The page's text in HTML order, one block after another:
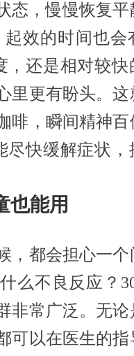
态，慢慢恢复平
效的时间也会
，还是相对较快
里更有盼头。这
啡，瞬间精神百
尽快缓解症状，
也能用
，都会担心一个
么不良反应？
非常广泛。无论
可以在医生的